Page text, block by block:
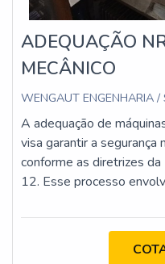
ADEQUAÇÃO
MECÂNICO
WENGAUT ENGENHARIA /
A adequação de
visa garantir a segurança
conforme as diretrizes
12. Esse processo
segurança, atualização
capacitação dos
riscos de acidentes e